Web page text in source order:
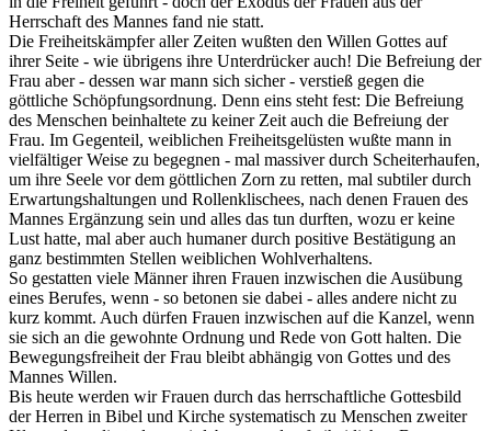
Herrschaft des Mannes fand nie statt.
Die Freiheitskämpfer aller Zeiten wußten den Willen Gottes auf
ihrer Seite - wie übrigens ihre Unterdrücker auch! Die Befreiung der
Frau aber - dessen war mann sich sicher - verstieß gegen die
göttliche Schöpfungsordnung. Denn eins steht fest: Die Befreiung
des Menschen beinhaltete zu keiner Zeit auch die Befreiung der
Frau. Im Gegenteil, weiblichen Freiheitsgelüsten wußte mann in
vielfältiger Weise zu begegnen - mal massiver durch Scheiterhaufen,
um ihre Seele vor dem göttlichen Zorn zu retten, mal subtiler durch
Erwartungshaltungen und Rollenklischees, nach denen Frauen des
Mannes Ergänzung sein und alles das tun durften, wozu er keine
Lust hatte, mal aber auch humaner durch positive Bestätigung an
ganz bestimmten Stellen weiblichen Wohlverhaltens.
So gestatten viele Männer ihren Frauen inzwischen die Ausübung
eines Berufes, wenn - so betonen sie dabei - alles andere nicht zu
kurz kommt. Auch dürfen Frauen inzwischen auf die Kanzel, wenn
sie sich an die gewohnte Ordnung und Rede von Gott halten. Die
Bewegungsfreiheit der Frau bleibt abhängig von Gottes und des
Mannes Willen.
Bis heute werden wir Frauen durch das herrschaftliche Gottesbild
der Herren in Bibel und Kirche systematisch zu Menschen zweiter